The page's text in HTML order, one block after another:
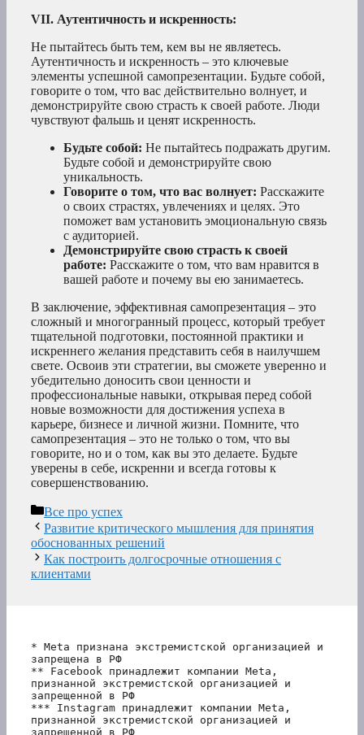
VII. Аутентичность и искренность:
Не пытайтесь быть тем, кем вы не являетесь.
Аутентичность и искренность – это ключевые
элементы успешной самопрезентации. Будьте собой,
говорите о том, что вас действительно волнует, и
демонстрируйте свою страсть к своей работе. Люди
чувствуют фальшь и ценят искренность.
Будьте собой: Не пытайтесь подражать другим.
Будьте собой и демонстрируйте свою
уникальность.
Говорите о том, что вас волнует: Расскажите
о своих страстях, увлечениях и целях. Это
поможет вам установить эмоциональную связь
с аудиторией.
Демонстрируйте свою страсть к своей
работе: Расскажите о том, что вам нравится в
вашей работе и почему вы ею занимаетесь.
В заключение, эффективная самопрезентация – это
сложный и многогранный процесс, который требует
тщательной подготовки, постоянной практики и
искреннего желания представить себя в наилучшем
свете. Освоив эти стратегии, вы сможете уверенно и
убедительно доносить свои ценности и
профессиональные навыки, открывая перед собой
новые возможности для достижения успеха в
карьере, бизнесе и личной жизни. Помните, что
самопрезентация – это не только о том, что вы
говорите, но и о том, как вы это делаете. Будьте
уверены в себе, искренни и всегда готовы к
совершенствованию.
Рубрики
Все про успех
Развитие критического мышления для принятия
обоснованных решений
Как построить долгосрочные отношения с
клиентами
* Meta признана экстремистской организацией и
запрещена в РФ
** Facebook принадлежит компании Meta,
признанной экстремистской организацией и
запрещенной в РФ
*** Instagram принадлежит компании Meta,
признанной экстремистской организацией и
запрещенной в РФ